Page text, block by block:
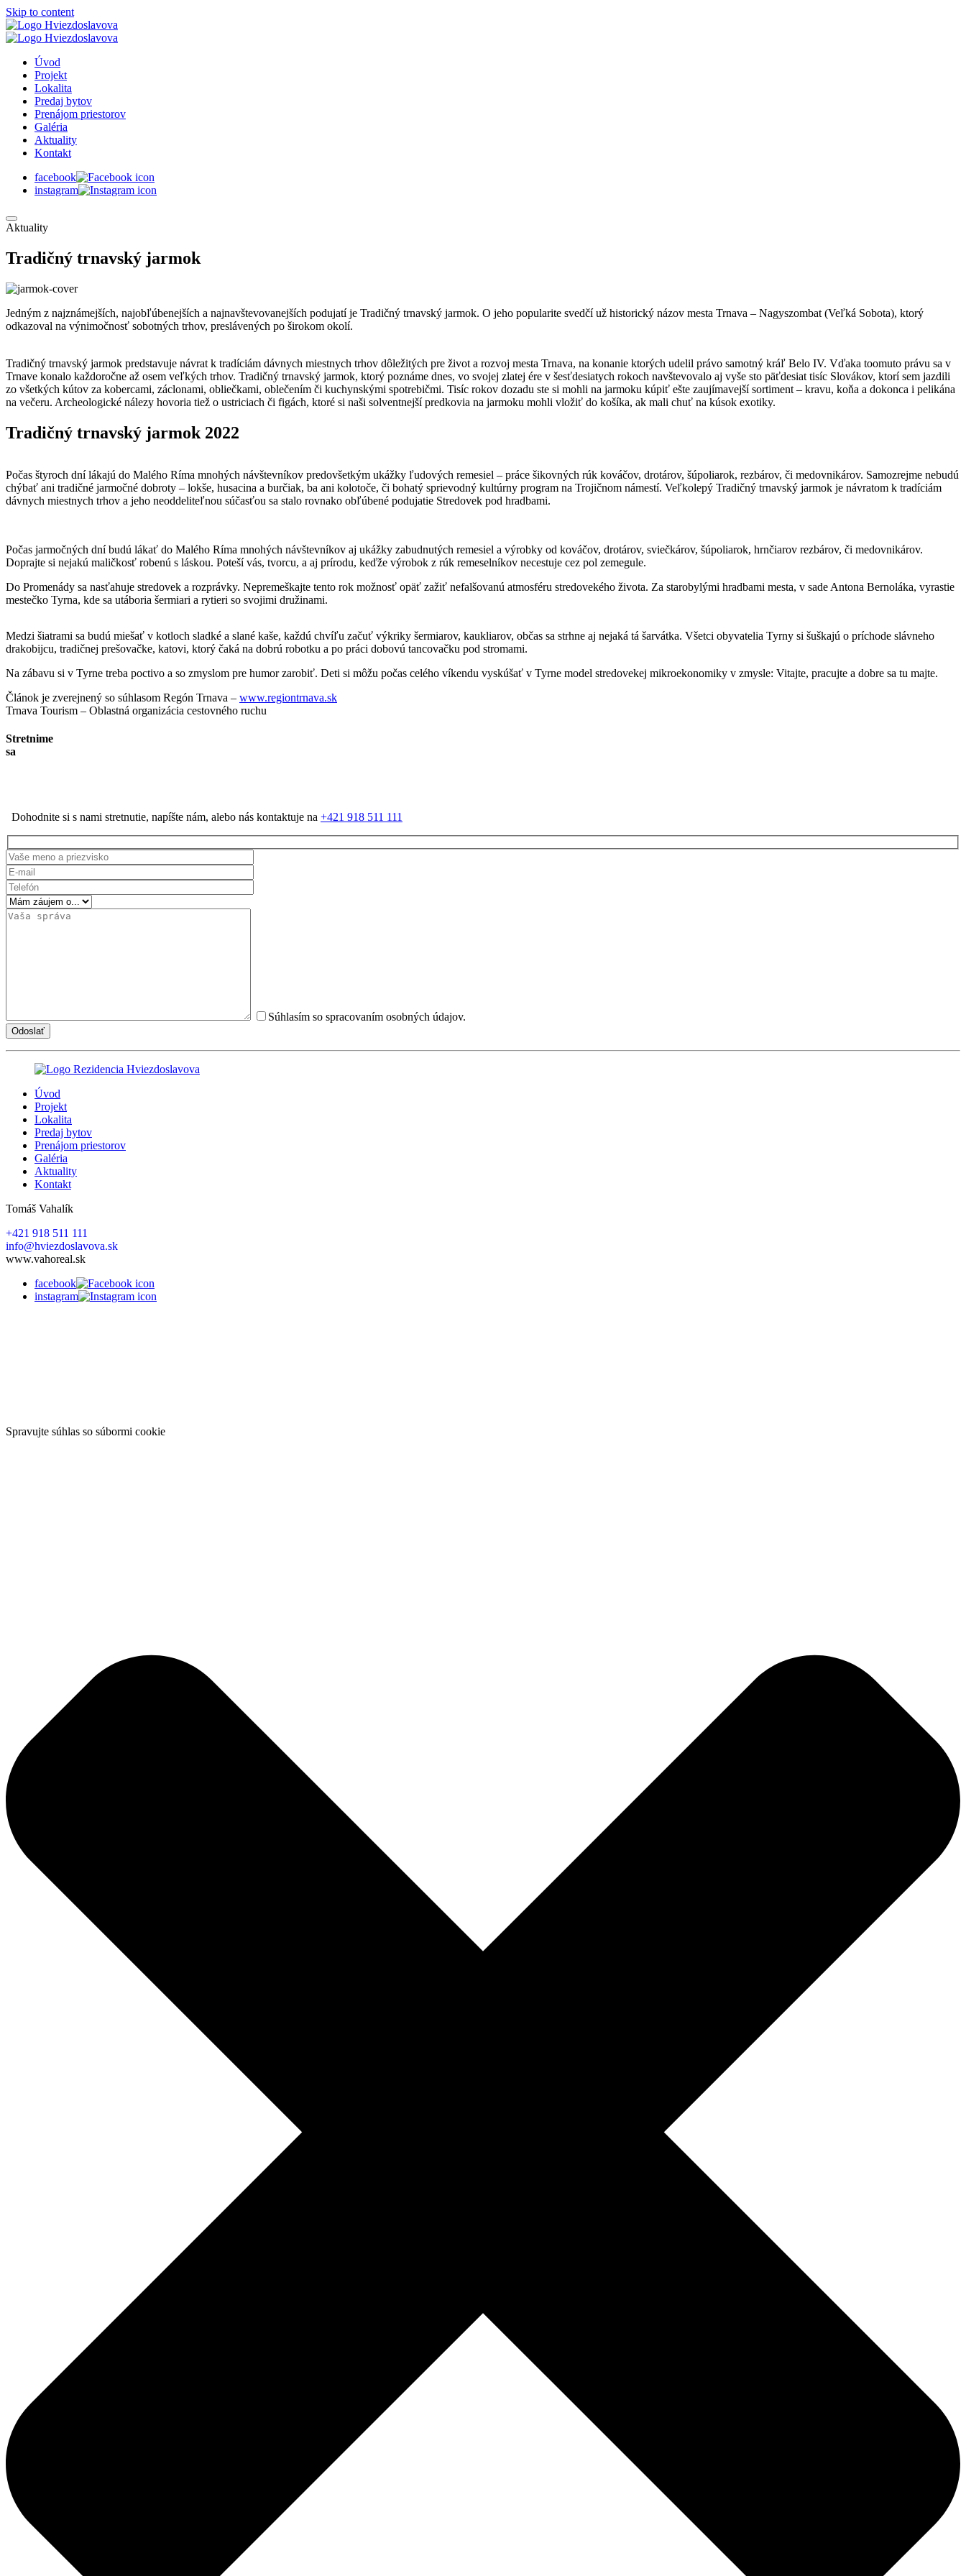
Skip to content
Úvod
Projekt
Lokalita
Predaj bytov
Prenájom priestorov
Galéria
Aktuality
Kontakt
facebook
instagram
Aktuality
Tradičný trnavský jarmok
Jedným z najznámejších, najobľúbenejších a najnavštevovanejších podujatí je Tradičný trnavský jarmok. O jeho popularite svedčí už historický názov mesta Trnava – Nagyszombat (Veľká Sobota), ktorý
odkazoval na výnimočnosť sobotných trhov, preslávených po širokom okolí.
Tradičný trnavský jarmok predstavuje návrat k tradíciám dávnych miestnych trhov dôležitých pre život a rozvoj mesta Trnava, na konanie ktorých udelil právo samotný kráľ Belo IV. Vďaka toomuto právu sa v
Trnave konalo každoročne až osem veľkých trhov. Tradičný trnavský jarmok, ktorý poznáme dnes, vo svojej zlatej ére v šesťdesiatych rokoch navštevovalo aj vyše sto päťdesiat tisíc Slovákov, ktorí sem jazdili
zo všetkých kútov za kobercami, záclonami, obliečkami, oblečením či kuchynskými spotrebičmi. Tisíc rokov dozadu ste si mohli na jarmoku kúpiť ešte zaujímavejší sortiment – kravu, koňa a dokonca i pelikána
na večeru. Archeologické nálezy hovoria tiež o ustriciach či figách, ktoré si naši solventnejší predkovia na jarmoku mohli vložiť do košíka, ak mali chuť na kúsok exotiky.
Tradičný trnavský jarmok 2022
Počas štyroch dní lákajú do Malého Ríma mnohých návštevníkov predovšetkým ukážky ľudových remesiel – práce šikovných rúk kováčov, drotárov, šúpoliarok, rezbárov, či medovnikárov. Samozrejme nebudú
chýbať ani tradičné jarmočné dobroty – lokše, husacina a burčiak, ba ani kolotoče, či bohatý sprievodný kultúrny program na Trojičnom námestí. Veľkolepý Tradičný trnavský jarmok je návratom k tradíciám
dávnych miestnych trhov a jeho neoddeliteľnou súčasťou sa stalo rovnako obľúbené podujatie Stredovek pod hradbami.
Počas jarmočných dní budú lákať do Malého Ríma mnohých návštevníkov aj ukážky zabudnutých remesiel a výrobky od kováčov, drotárov, sviečkárov, šúpoliarok, hrnčiarov rezbárov, či medovnikárov.
Doprajte si nejakú maličkosť robenú s láskou. Poteší vás, tvorcu, a aj prírodu, keďže výrobok z rúk remeselníkov necestuje cez pol zemegule.
Do Promenády sa nasťahuje stredovek a rozprávky. Nepremeškajte tento rok možnosť opäť zažiť nefalšovanú atmosféru stredovekého života. Za starobylými hradbami mesta, v sade Antona Bernoláka, vyrastie
mestečko Tyrna, kde sa utáboria šermiari a rytieri so svojimi družinami.
Medzi šiatrami sa budú miešať v kotloch sladké a slané kaše, každú chvíľu začuť výkriky šermiarov, kaukliarov, občas sa strhne aj nejaká tá šarvátka. Všetci obyvatelia Tyrny si šuškajú o príchode slávneho
drakobijcu, tradičnej prešovačke, katovi, ktorý čaká na dobrú robotku a po práci dobovú tancovačku pod stromami.
Na zábavu si v Tyrne treba poctivo a so zmyslom pre humor zarobiť. Deti si môžu počas celého víkendu vyskúšať v Tyrne model stredovekej mikroekonomiky v zmysle: Vitajte, pracujte a dobre sa tu majte.
Článok je zverejnený so súhlasom Regón Trnava – www.regiontrnava.sk
Trnava Tourism – Oblastná organizácia cestovného ruchu
Stretnime
sa
Dohodnite si s nami stretnutie, napíšte nám, alebo nás kontaktuje na +421 918 511 111
Súhlasím so spracovaním osobných údajov.
Úvod
Projekt
Lokalita
Predaj bytov
Prenájom priestorov
Galéria
Aktuality
Kontakt
Tomáš Vahalík
+421 918 511 111
info@hviezdoslavova.sk
www.vahoreal.sk
facebook
instagram
Spravujte súhlas so súbormi cookie